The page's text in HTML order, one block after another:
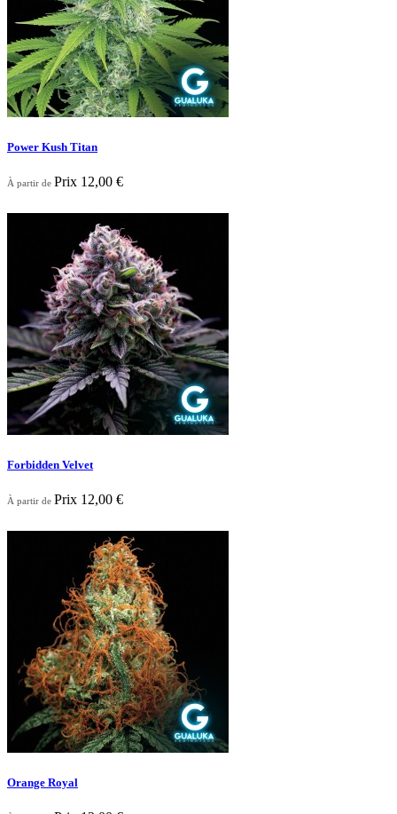
Power Kush Titan
À partir de Prix 12,00 €
Nouveau
Aperçu rapide
Forbidden Velvet
À partir de Prix 12,00 €
Nouveau
Aperçu rapide
Orange Royal